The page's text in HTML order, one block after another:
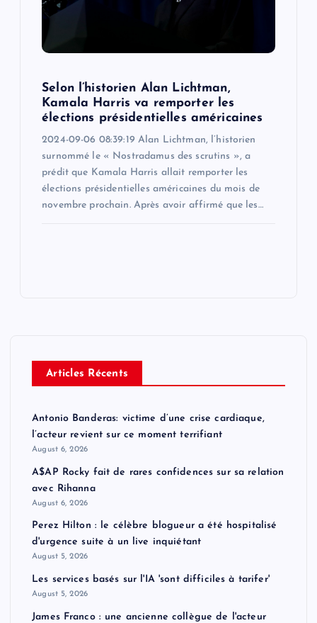
Selon l’historien Alan Lichtman,
Kamala Harris va remporter les
élections présidentielles américaines
2024-09-06 08:39:19 Alan Lichtman, l’historien
surnommé le « Nostradamus des scrutins », a
prédit que Kamala Harris allait remporter les
élections présidentielles américaines du mois de
novembre prochain. Après avoir affirmé que les…
Articles Récents
Antonio Banderas: victime d’une crise cardiaque,
l’acteur revient sur ce moment terrifiant
August 6, 2026
A$AP Rocky fait de rares confidences sur sa relation
avec Rihanna
August 6, 2026
Perez Hilton : le célèbre blogueur a été hospitalisé
d'urgence suite à un live inquiétant
August 5, 2026
Les services basés sur l'IA 'sont difficiles à tarifer'
August 5, 2026
James Franco : une ancienne collègue de l'acteur